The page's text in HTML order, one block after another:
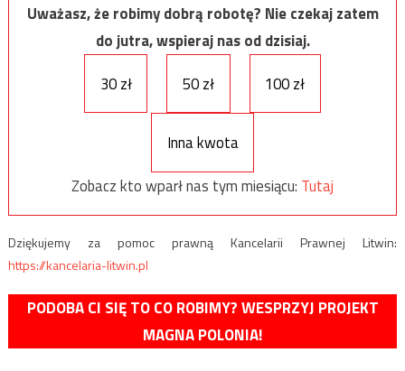
Uważasz, że robimy dobrą robotę? Nie czekaj zatem
do jutra, wspieraj nas od dzisiaj.
30 zł
50 zł 100 zł
Inna kwota
Zobacz kto wparł nas tym miesiącu: Tutaj
Dziękujemy za pomoc prawną Kancelarii Prawnej Litwin:
https://kancelaria-litwin.pl
PODOBA CI SIĘ TO CO ROBIMY? WESPRZYJ PROJEKT
MAGNA POLONIA!